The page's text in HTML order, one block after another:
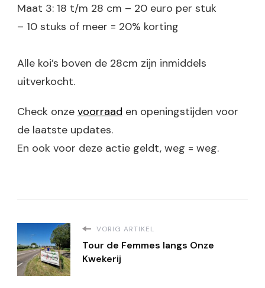
Maat 3: 18 t/m 28 cm – 20 euro per stuk
– 10 stuks of meer = 20% korting
Alle koi’s boven de 28cm zijn inmiddels
uitverkocht.
Check onze voorraad en openingstijden voor
de laatste updates.
En ook voor deze actie geldt, weg = weg.
VORIG ARTIKEL
Tour de Femmes langs Onze
Kwekerij